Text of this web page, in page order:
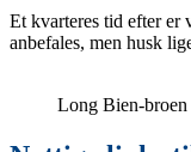
Et kvarteres tid efter er
anbefales, men husk
Long Bien-